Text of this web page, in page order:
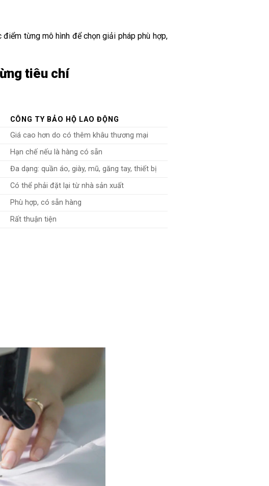
từng mô hình để chọn giải pháp phù hợp,
tiêu chí
CÔNG TY BẢO HỘ LAO ĐỘNG
Giá cao hơn do có thêm khâu thương mại
Hạn chế nếu là hàng có sẵn
Đa dạng: quần áo, giày, mũ, găng tay, thiết bị
Có thể phải đặt lại từ nhà sản xuất
Phù hợp, có sẵn hàng
Rất thuận tiện